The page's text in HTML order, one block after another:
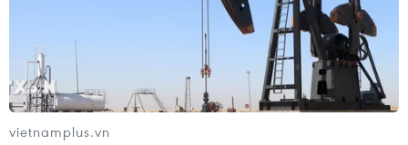
Trong nhóm tác nhân nhiễm trùng thì viêm cơ tim có thể
là biến chứng của nhiều bệnh do virus, vi khuẩn thông
thường gây nên như virus cúm, Coxsackie, EV71, virus sốt
xuất huyết Dengue...
vietnamplus.vn